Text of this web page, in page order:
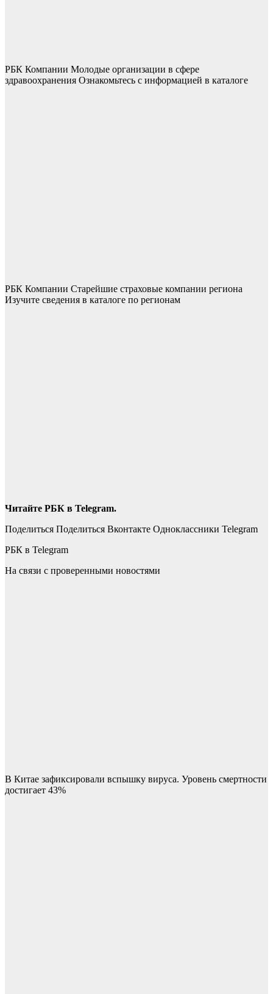
РБК Компании Молодые организации в сфере
здравоохранения Ознакомьтесь с информацией в каталоге
РБК Компании Старейшие страховые компании региона
Изучите сведения в каталоге по регионам
Читайте РБК в Telegram.
Поделиться Поделиться Вконтакте Одноклассники Telegram
РБК в Telegram
На связи с проверенными новостями
В Китае зафиксировали вспышку вируса. Уровень смертности
достигает 43%